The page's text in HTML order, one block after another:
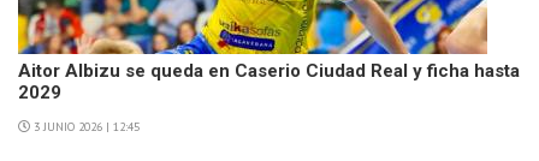
Aitor Albizu se queda en Caserio Ciudad Real y ficha hasta
2029
3 JUNIO 2026 | 12:45